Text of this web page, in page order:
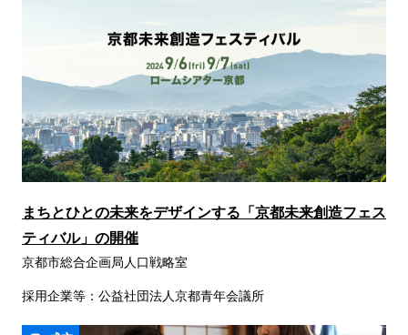
まちとひとの未来をデザインする「京都未来創造フェス
ティバル」の開催
京都市総合企画局人口戦略室
採用企業等：公益社団法人京都青年会議所